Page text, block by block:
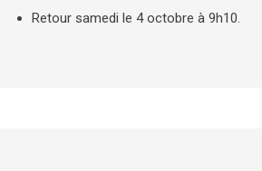
Retour samedi le 4 octobre à 9h10.